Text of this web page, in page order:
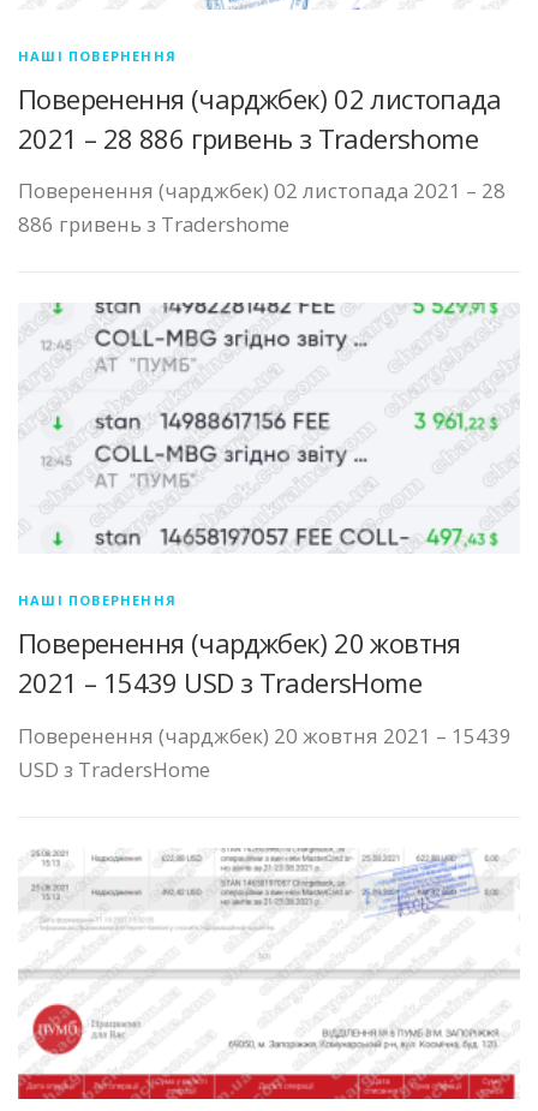
НАШІ ПОВЕРНЕННЯ
Поверенення (чарджбек) 02 листопада
2021 – 28 886 гривень з Tradershome
Поверенення (чарджбек) 02 листопада 2021 – 28
886 гривень з Tradershome
НАШІ ПОВЕРНЕННЯ
Поверенення (чарджбек) 20 жовтня
2021 – 15439 USD з TradersHome
Поверенення (чарджбек) 20 жовтня 2021 – 15439
USD з TradersHome